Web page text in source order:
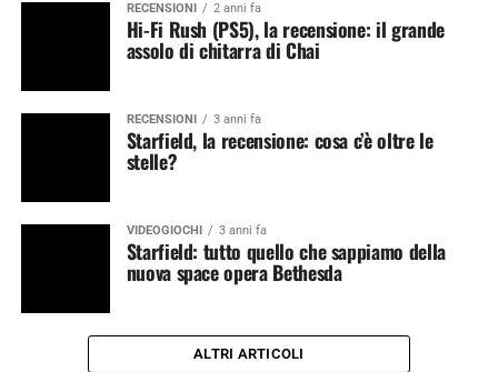
RECENSIONI 2 anni fa
Hi-Fi Rush (PS5), la recensione: il grande
assolo di chitarra di Chai
RECENSIONI 3 anni fa
Starfield, la recensione: cosa c’è oltre le
stelle?
VIDEOGIOCHI 3 anni fa
Starfield: tutto quello che sappiamo della
nuova space opera Bethesda
ALTRI ARTICOLI